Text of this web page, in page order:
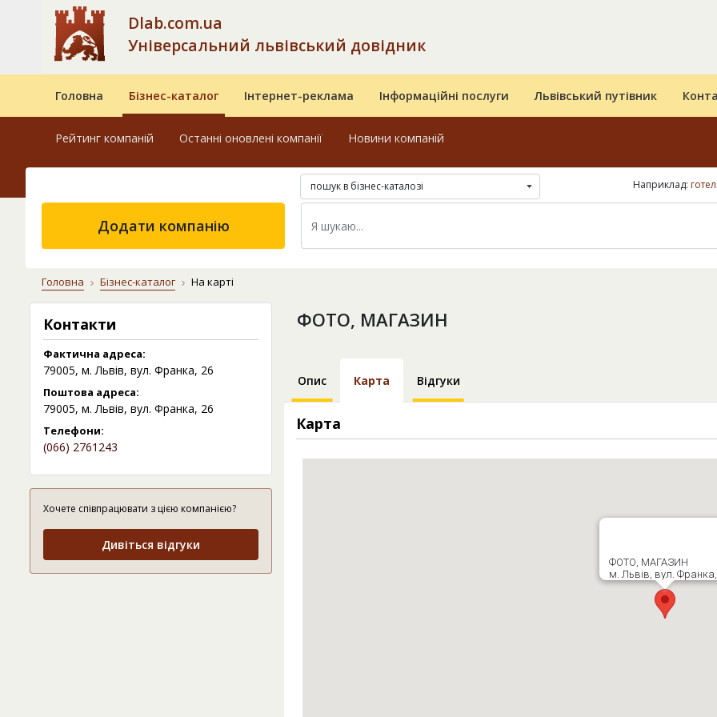
Dlab.com.ua
Універсальний львівський довідник
Головна Бізнес-каталог Інтернет-реклама Інформаційні послуги Львівський путівник
Рейтинг компаній Останні оновлені компанії Новини компаній
пошук в бізнес-каталозі Наприклад:
Додати компанію
Головна Бізнес-каталог На карті
Контакти
Фактична адреса:
79005, м. Львів, вул. Франка, 26
Поштова адреса:
79005, м. Львів, вул. Франка, 26
Телефони:
(066) 2761243
Хочете співпрацювати з цією компанією?
Дивіться відгуки
ФОТО, МАГАЗИН
Опис Карта Відгуки
Карта
ФОТО, МАГАЗИН
м. Львів, вул.